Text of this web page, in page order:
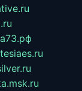
tesiaes.ru